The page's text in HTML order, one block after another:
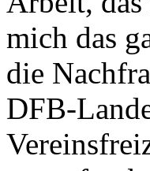
mich das
die
DFB-